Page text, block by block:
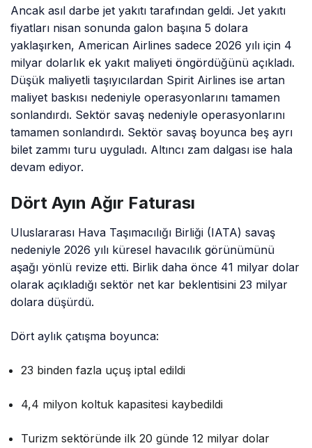
Ancak asıl darbe jet yakıtı tarafından geldi. Jet yakıtı
fiyatları nisan sonunda galon başına 5 dolara
yaklaşırken, American Airlines sadece 2026 yılı için 4
milyar dolarlık ek yakıt maliyeti öngördüğünü açıkladı.
Düşük maliyetli taşıyıcılardan Spirit Airlines ise artan
maliyet baskısı nedeniyle operasyonlarını tamamen
sonlandırdı. Sektör savaş nedeniyle operasyonlarını
tamamen sonlandırdı. Sektör savaş boyunca beş ayrı
bilet zammı turu uyguladı. Altıncı zam dalgası ise hala
devam ediyor.
Dört Ayın Ağır Faturası
Uluslararası Hava Taşımacılığı Birliği (IATA) savaş
nedeniyle 2026 yılı küresel havacılık görünümünü
aşağı yönlü revize etti. Birlik daha önce 41 milyar dolar
olarak açıkladığı sektör net kar beklentisini 23 milyar
dolara düşürdü.
Dört aylık çatışma boyunca:
23 binden fazla uçuş iptal edildi
4,4 milyon koltuk kapasitesi kaybedildi
Turizm sektöründe ilk 20 günde 12 milyar dolar